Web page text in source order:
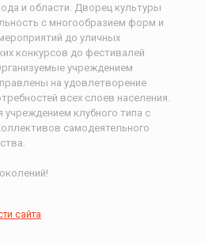
и области. Дворец культуры
с многообразием форм и
до уличных
конкурсов до фестивалей
учреждением
на удовлетворение
всех слоев населения.
клубного типа с
самодеятельного
сайта